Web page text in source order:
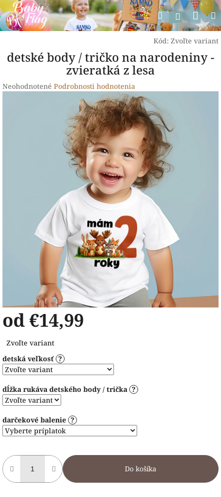
Prejsť
na
obsah
Hľadať
Kód: Zvoľte variant
detské body / tričko na narodeniny -
zvieratká z lesa
Priemerné
Neohodnotené Podrobnosti hodnotenia
od €14,99
cena:
Zvoľte variant
detská veľkosť ?
dĺžka rukáva detského body / trička ?
darčekové balenie ?
Do košíka